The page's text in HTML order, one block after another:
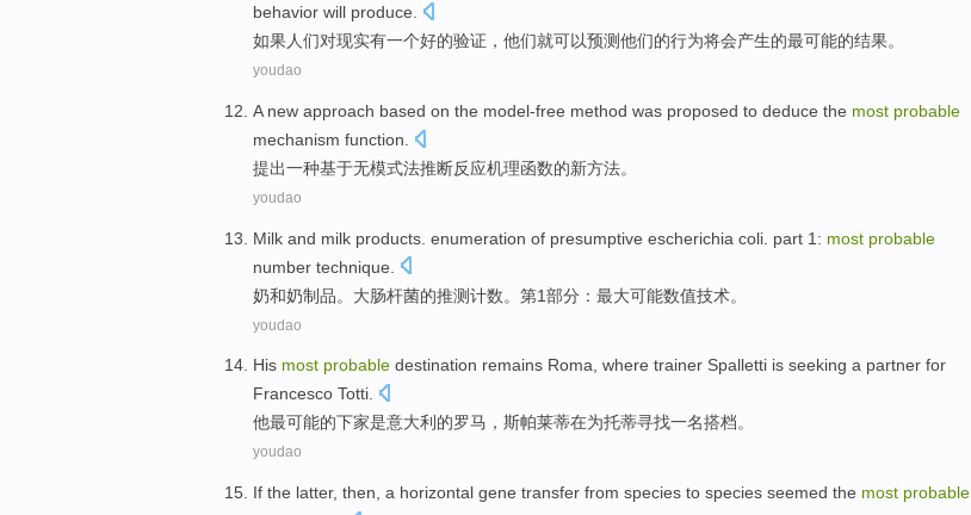
behavior will produce
如果 人们对现实有一个好的验证 ， 他们就可以预测他们的行为将会产生的最可能的结果。
youdao
A new approach based on the model-free method was proposed to deduce the most probable
mechanism function
提出一种基于无模式法推断反应机理函数的新方法。
youdao
Milk and milk products. enumeration of presumptive escherichia coli. part 1: most probable
number technique
奶和奶制品。 大肠杆菌的推测计数。第1部分： 最大可能数值技术。
youdao
His most probable destination remains Roma, where trainer Spalletti is seeking a partner for
Francesco Totti.
他最可能的下家是意大利的罗马 ，斯帕莱蒂在为托蒂寻找一名搭档。
youdao
If the latter, then , a horizontal gene transfer from species to species seemed the most probable